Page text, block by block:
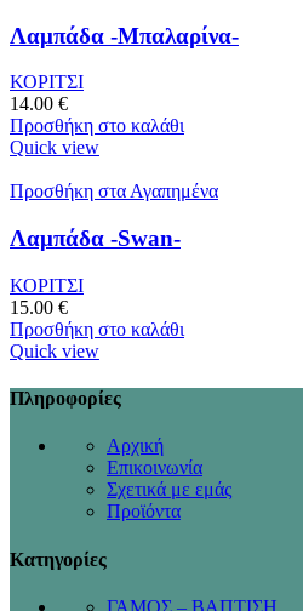
Λαμπάδα -Μπαλαρίνα-
ΚΟΡΙΤΣΙ
14.00 €
Προσθήκη στο καλάθι
Quick view
Προσθήκη στα Αγαπημένα
Λαμπάδα -Swan-
ΚΟΡΙΤΣΙ
15.00 €
Προσθήκη στο καλάθι
Quick view
Πληροφορίες
Αρχική
Επικοινωνία
Σχετικά με εμάς
Προϊόντα
Κατηγορίες
ΓΑΜΟΣ – ΒΑΠΤΙΣΗ